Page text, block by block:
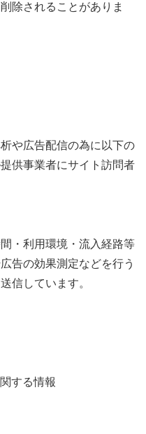
除されることがありま
や広告配信の為に以下の
供事業者にサイト訪問者
・利用環境・流入経路等
告の効果測定などを行う
信しています。
する情報